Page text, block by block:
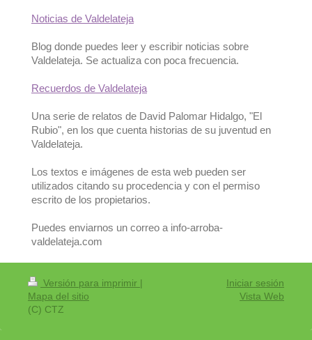
Noticias de Valdelateja
Blog donde puedes leer y escribir noticias sobre
Valdelateja. Se actualiza con poca frecuencia.
Recuerdos de Valdelateja
Una serie de relatos de David Palomar Hidalgo, "El
Rubio", en los que cuenta historias de su juventud en
Valdelateja.
Los textos e imágenes de esta web pueden ser
utilizados citando su procedencia y con el permiso
escrito de los propietarios.
Puedes enviarnos un correo a info-arroba-
valdelateja.com
Versión para imprimir |
Mapa del sitio
(C) CTZ
Iniciar sesión
Vista Web